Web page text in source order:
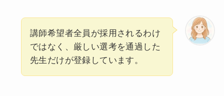
講師希望者全員が採用されるわけ
ではなく、厳しい選考を通過した
先生だけが登録しています。